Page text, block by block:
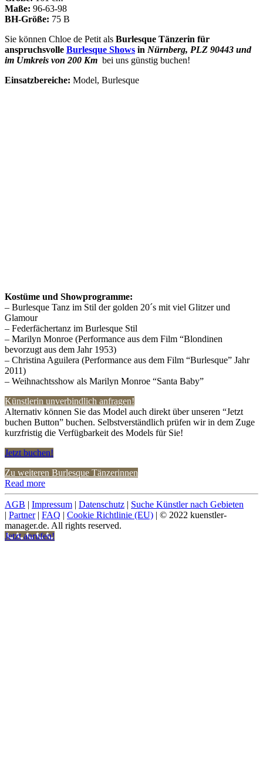
Maße: 96-63-98
BH-Größe: 75 B
Sie können Chloe de Petit als Burlesque Tänzerin für
anspruchsvolle Burlesque Shows in Nürnberg, PLZ 90443 und
im Umkreis von 200 Km bei uns günstig buchen!
Einsatzbereiche: Model, Burlesque
Kostüme und Showprogramme:
– Burlesque Tanz im Stil der golden 20´s mit viel Glitzer und
Glamour
– Federfächertanz im Burlesque Stil
– Marilyn Monroe (Performance aus dem Film “Blondinen
bevorzugt aus dem Jahr 1953)
– Christina Aguilera (Performance aus dem Film “Burlesque” Jahr
2011)
– Weihnachtsshow als Marilyn Monroe “Santa Baby”
Künstlerin unverbindlich anfragen!
Alternativ können Sie das Model auch direkt über unseren “Jetzt
buchen Button” buchen. Selbstverständlich prüfen wir in dem Zuge
kurzfristig die Verfügbarkeit des Models für Sie!
Jetzt buchen!
Zu weiteren Burlesque Tänzerinnen
Read more
AGB | Impressum | Datenschutz | Suche Künstler nach Gebieten
| Partner| FAQ | Cookie Richtlinie (EU) | © 2022 kuenstler-
manager.de. All rights reserved.
Jetzt anrufen!